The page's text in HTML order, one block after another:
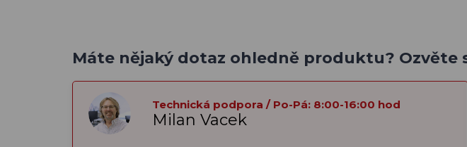
Máte nějaký dotaz ohledně produktu? Ozvěte
Technická podpora / Po-Pá: 8:00-16:00 hod
Milan Vacek